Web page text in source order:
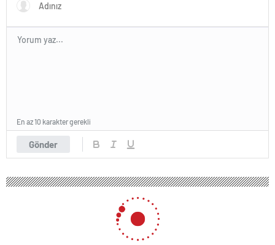
Gönder
En az 10 karakter gerekli